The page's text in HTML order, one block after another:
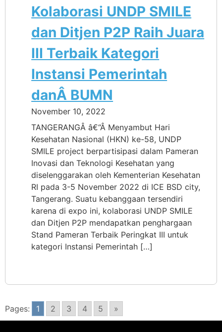
Kolaborasi UNDP SMILE
dan Ditjen P2P Raih Juara
III Terbaik Kategori
Instansi Pemerintah
danÂ BUMN
November 10, 2022
TANGERANGÂ â€“Â Menyambut Hari
Kesehatan Nasional (HKN) ke-58, UNDP
SMILE project berpartisipasi dalam Pameran
Inovasi dan Teknologi Kesehatan yang
diselenggarakan oleh Kementerian Kesehatan
RI pada 3-5 November 2022 di ICE BSD city,
Tangerang. Suatu kebanggaan tersendiri
karena di expo ini, kolaborasi UNDP SMILE
dan Ditjen P2P mendapatkan penghargaan
Stand Pameran Terbaik Peringkat III untuk
kategori Instansi Pemerintah […]
Pages: 1 2 3 4 5 »